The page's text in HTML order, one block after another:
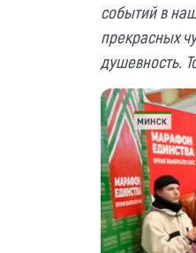
событий в
прекрасных
душевность.